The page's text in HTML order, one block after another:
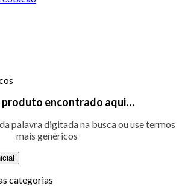
produto encontrado aqui…
palavra digitada na busca ou use termos
mais genéricos
categorias